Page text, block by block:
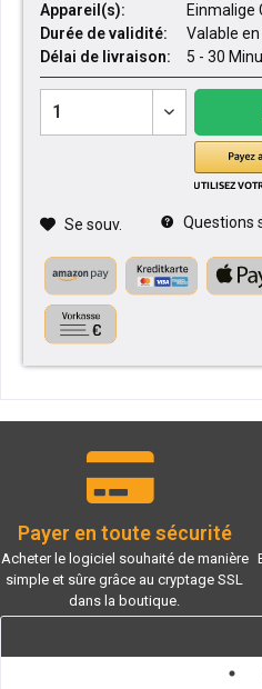
Appareil(s):
Einmalige
Durée de validité:
Valable
Délai de livraison:
5 - 30
Se souv. Questions
Payer en toute sécurité
Acheter le logiciel souhaité de manière
simple et sûre grâce au cryptage SSL
dans la boutique.